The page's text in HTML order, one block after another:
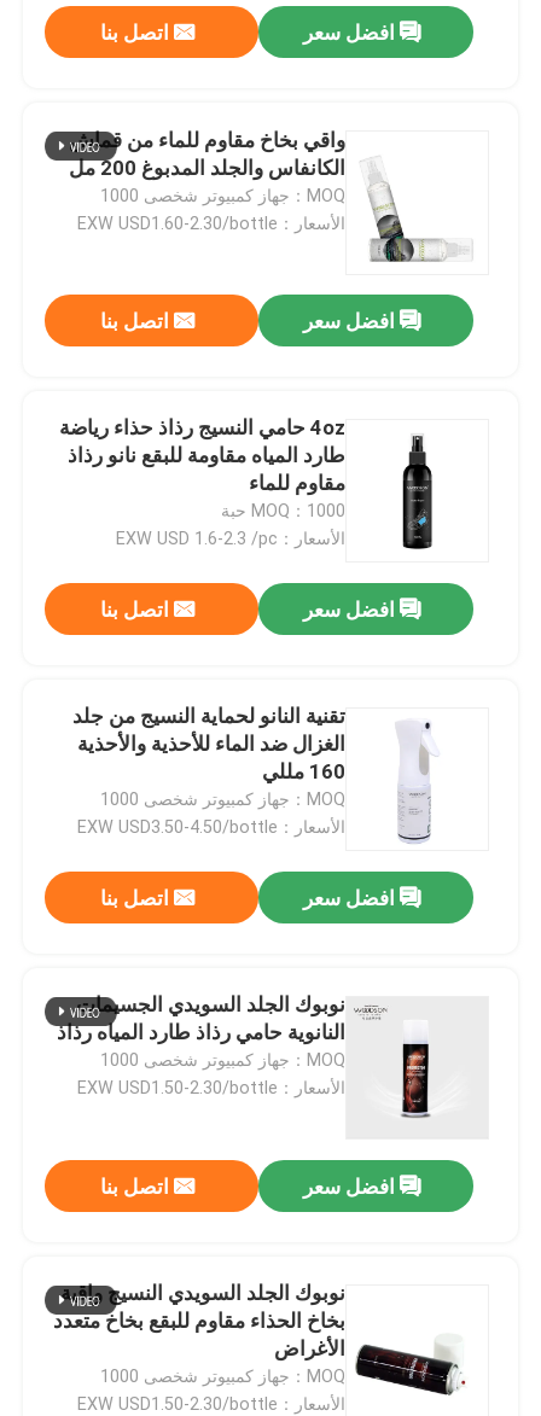
افضل سعر اتصل بنا
واقي بخاخ مقاوم للماء من قماش
الكانفاس والجلد المدبوغ 200 مل
MOQ：جهاز كمبيوتر شخصى 1000
الأسعار：EXW USD1.60-2.30/bottle
افضل سعر اتصل بنا
4oz حامي النسيج رذاذ حذاء رياضة
طارد المياه مقاومة للبقع نانو رذاذ
مقاوم للماء
MOQ：1000 حبة
الأسعار：EXW USD 1.6-2.3 /pc
افضل سعر اتصل بنا
تقنية النانو لحماية النسيج من جلد
الغزال ضد الماء للأحذية والأحذية
160 مللي
MOQ：جهاز كمبيوتر شخصى 1000
الأسعار：EXW USD3.50-4.50/bottle
افضل سعر اتصل بنا
نوبوك الجلد السويدي الجسيمات
النانوية حامي رذاذ طارد المياه رذاذ
MOQ：جهاز كمبيوتر شخصى 1000
الأسعار：EXW USD1.50-2.30/bottle
افضل سعر اتصل بنا
نوبوك الجلد السويدي النسيج واقية
بخاخ الحذاء مقاوم للبقع بخاخ متعدد
الأغراض
MOQ：جهاز كمبيوتر شخصى 1000
الأسعار：EXW USD1.50-2.30/bottle